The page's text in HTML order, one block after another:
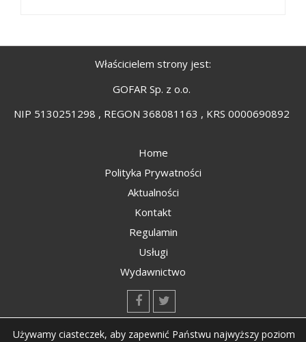
Właścicielem strony jest:
GOFAR Sp. z o.o.
NIP 5130251298 , REGON 368081163 , KRS 0000690892
Home
Polityka Prywatności
Aktualności
Kontakt
Regulamin
Usługi
Wydawnictwo
Używamy ciasteczek, aby zapewnić Państwu najwyższy poziom